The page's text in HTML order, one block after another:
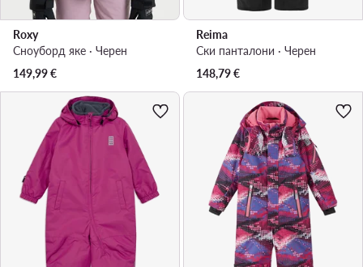
Roxy
Сноуборд яке · Черен
149,99€
Reima
Ски панталони · Черен
148,79€